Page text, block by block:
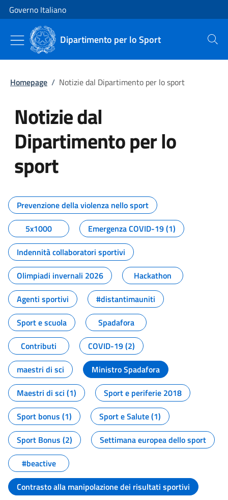
Vai al contenuto
Vai alla navigazione del sito
Governo Italiano
Dipartimento per lo Sport Cerca
Homepage / Notizie dal Dipartimento per lo sport
Notizie dal
Dipartimento per lo
sport
Tutti i contenuti della pagina
Prevenzione della violenza nello sport
5x1000
Emergenza COVID-19 (1)
Indennità collaboratori sportivi
Olimpiadi invernali 2026
Hackathon
Agenti sportivi
#distantimauniti
Sport e scuola
Spadafora
Contributi
COVID-19 (2)
maestri di sci
Ministro Spadafora
Maestri di sci (1)
Sport e periferie 2018
Sport bonus (1)
Sport e Salute (1)
Sport Bonus (2)
Settimana europea dello sport
#beactive
Contrasto alla manipolazione dei risultati sportivi